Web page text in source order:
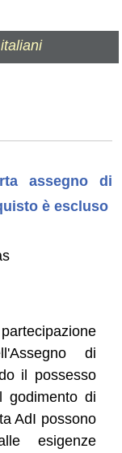
assegno di
è escluso
di
il possesso
godimento di
AdI possono
esigenze